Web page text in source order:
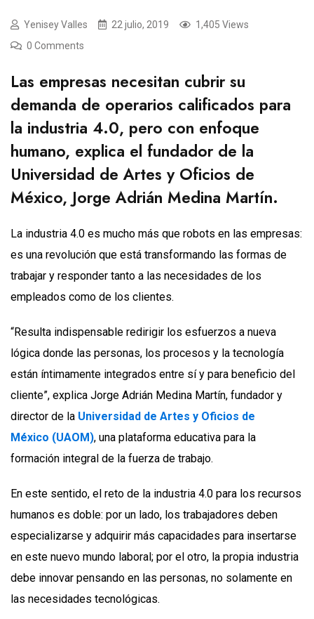
Yenisey Valles 22 julio, 2019
1,405 Views
0 Comments
Las empresas necesitan cubrir su
demanda de operarios calificados para
la industria 4.0, pero con enfoque
humano, explica el fundador de la
Universidad de Artes y Oficios de
México, Jorge Adrián Medina Martín.
La industria 4.0 es mucho más que robots en las empresas:
es una revolución que está transformando las formas de
trabajar y responder tanto a las necesidades de los
empleados como de los clientes.
“Resulta indispensable redirigir los esfuerzos a nueva
lógica donde las personas, los procesos y la tecnología
están íntimamente integrados entre sí y para beneficio del
cliente”, explica Jorge Adrián Medina Martín, fundador y
director de la Universidad de Artes y Oficios de
México (UAOM), una plataforma educativa para la
formación integral de la fuerza de trabajo.
En este sentido, el reto de la industria 4.0 para los recursos
humanos es doble: por un lado, los trabajadores deben
especializarse y adquirir más capacidades para insertarse
en este nuevo mundo laboral; por el otro, la propia industria
debe innovar pensando en las personas, no solamente en
las necesidades tecnológicas.